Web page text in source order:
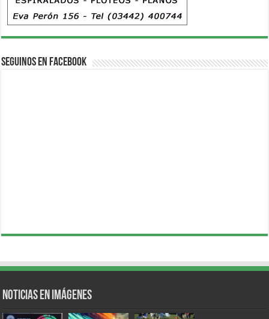
Seguinos en Facebook
Noticias en Imágenes